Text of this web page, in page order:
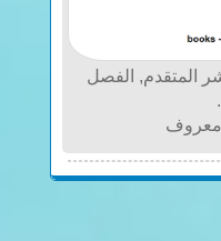
المتقدم, الفصل
معروف